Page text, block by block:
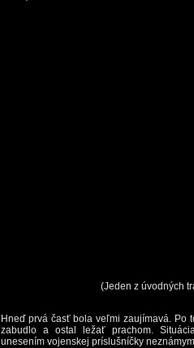
(Jeden z úvodných
Hneď prvá časť bola veľmi zaujímavá. Po
zabudlo a ostal ležať prachom.
unesením vojenskej príslušníčky